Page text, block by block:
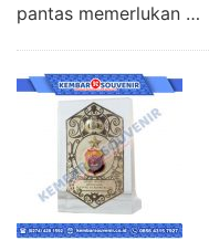
pantas memerlukan …